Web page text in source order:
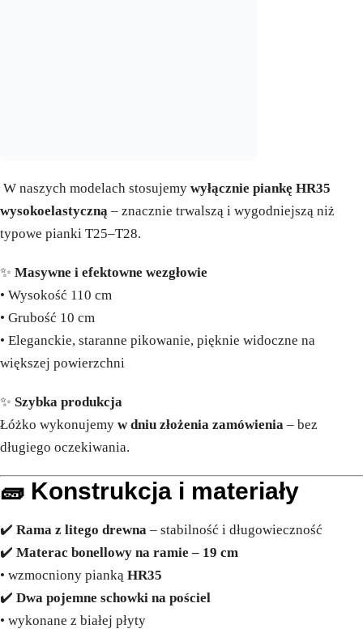
W naszych modelach stosujemy wyłącznie piankę HR35
wysokoelastyczną – znacznie trwalszą i wygodniejszą niż
typowe pianki T25–T28.
✨ Masywne i efektowne wezgłowie
• Wysokość 110 cm
• Grubość 10 cm
• Eleganckie, staranne pikowanie, pięknie widoczne na
większej powierzchni
✨ Szybka produkcja
Łóżko wykonujemy w dniu złożenia zamówienia – bez
długiego oczekiwania.
🧱 Konstrukcja i materiały
✔️ Rama z litego drewna – stabilność i długowieczność
✔️ Materac bonellowy na ramie – 19 cm
• wzmocniony pianką HR35
✔️ Dwa pojemne schowki na pościel
• wykonane z białej płyty